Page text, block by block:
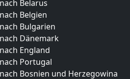
Belarus
Belgien
Bulgarien
Dänemark
England
Portugal
Bosnien und Herzegowina